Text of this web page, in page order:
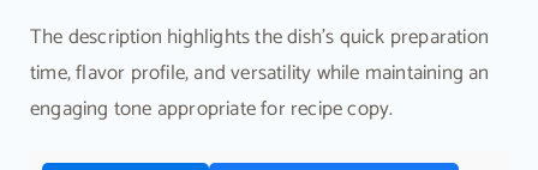
The description highlights the dish’s quick preparation
time, flavor profile, and versatility while maintaining an
engaging tone appropriate for recipe copy.